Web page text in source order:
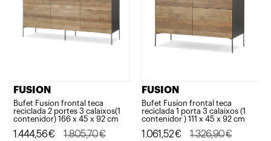
FUSION
Bufet Fusion frontal teca
reciclada 2 portes 3 calaixos(1
contenidor) 166 x 45 x 92 cm
1.805,70€
El
1.444,56€
El
FUSION
Bufet Fusion frontal teca
reciclada 1 porta 3 calaixos (1
contenidor ) 111 x 45 x 92 cm
1.326,90€
El
1.061,52€
El